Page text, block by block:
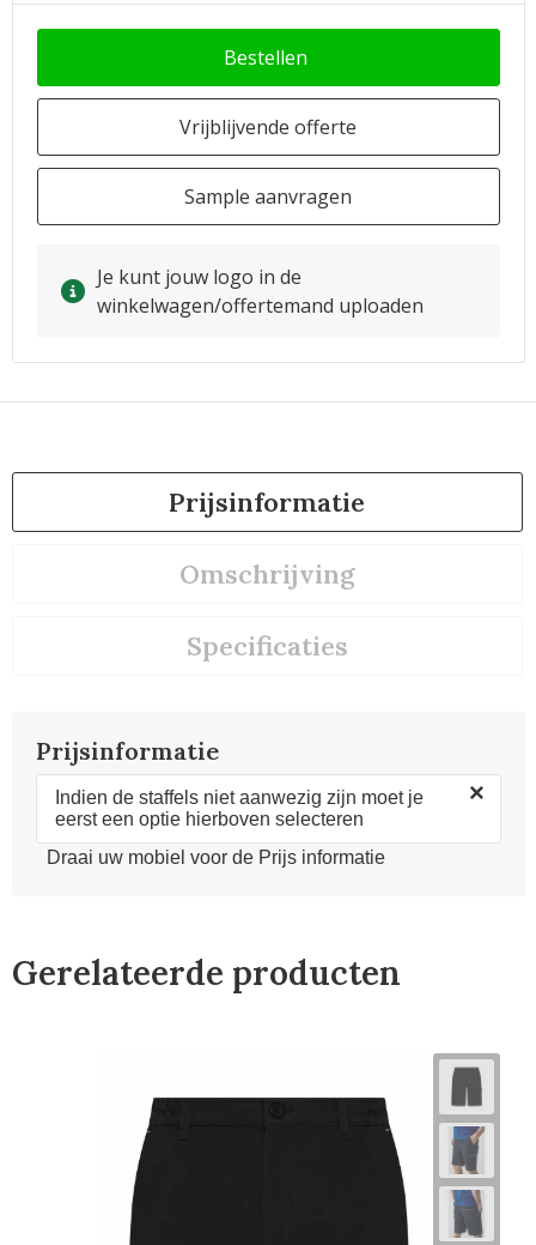
Bestellen
Vrijblijvende offerte
Sample aanvragen
Je kunt jouw logo in de
winkelwagen/offertemand uploaden
Prijsinformatie
Omschrijving
Specificaties
Prijsinformatie
Indien de staffels niet aanwezig zijn moet je
eerst een optie hierboven selecteren
×
Draai uw mobiel voor de Prijs informatie
Gerelateerde producten